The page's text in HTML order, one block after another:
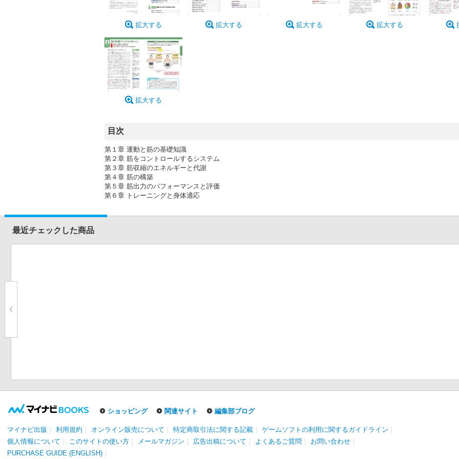
拡大する 拡大する 拡大する 拡大する
拡大する
目次
第１章 運動と筋の基礎知識
第２章 筋をコントロールするシステム
第３章 筋収縮のエネルギーと代謝
第４章 筋の構築
第５章 筋出力のパフォーマンスと評価
第６章 トレーニングと身体適応
最近チェックした商品
ショッピング 関連サイト 編集部ブログ
マイナビ出版 利用規約 オンライン販売について 特定商取引法に関する記載 ゲームソフトの利用に関するガイドライン
個人情報について
このサイトの使い方 メールマガジン 広告出稿について よくあるご質問 お問い合わせ
PURCHASE GUIDE (ENGLISH)